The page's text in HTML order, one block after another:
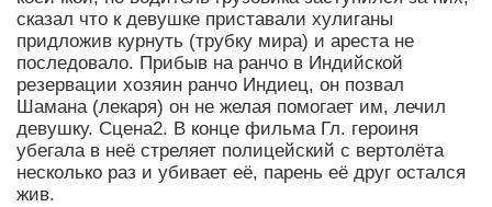
сказал что к девушке приставали хулиганы
придложив курнуть (трубку мира) и ареста не
последовало. Прибыв на ранчо в Индийской
резервации хозяин ранчо Индиец, он позвал
Шамана (лекаря) он не желая помогает им, лечил
девушку. Сцена2. В конце фильма Гл. героиня
убегала в неё стреляет полицейский с вертолёта
несколько раз и убивает её, парень её друг остался
жив.